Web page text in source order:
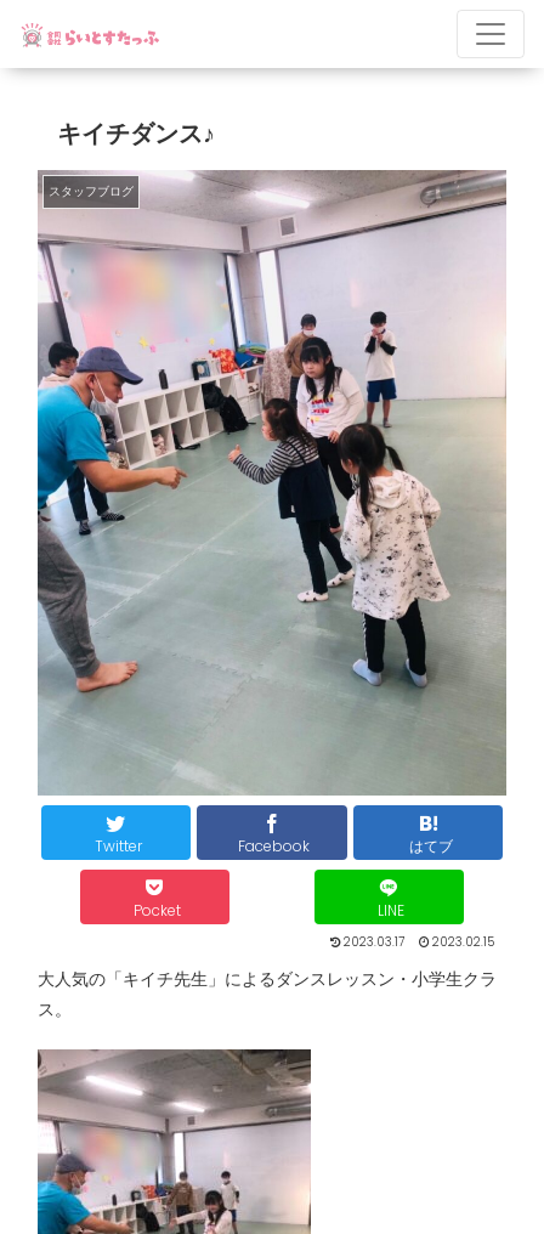
キイチダンス♪
スタッフブログ
Twitter Facebook はてブ
Pocket LINE
2023.03.17 2023.02.15
大人気の「キイチ先生」によるダンスレッスン・小学生クラ
ス。